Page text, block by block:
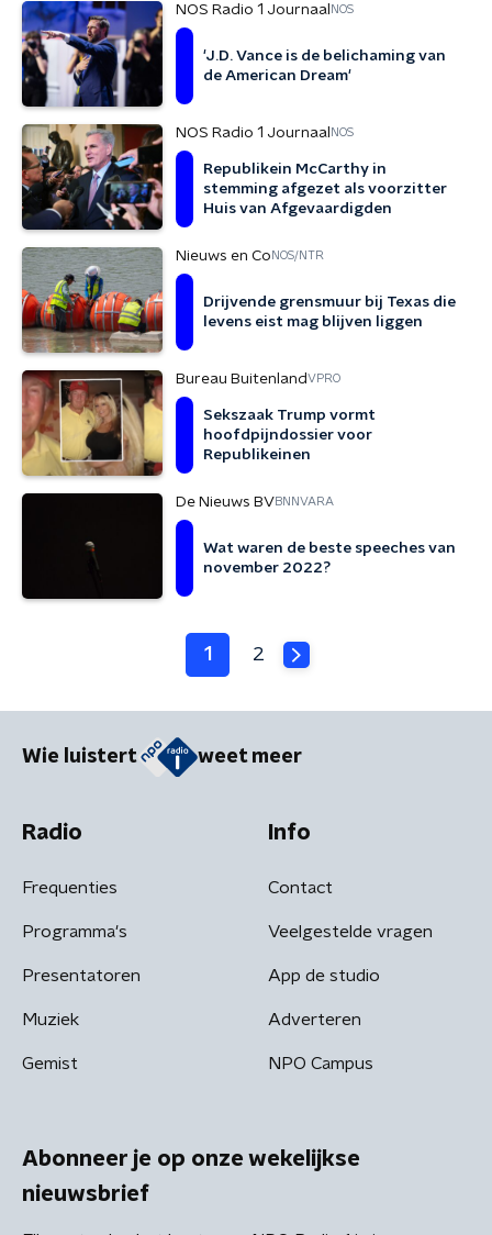
NOS Radio 1 Journaal NOS
'J.D. Vance is de belichaming van
de American Dream'
NOS Radio 1 Journaal NOS
Republikein McCarthy in
stemming afgezet als voorzitter
Huis van Afgevaardigden
Nieuws en Co NOS/NTR
Drijvende grensmuur bij Texas die
levens eist mag blijven liggen
Bureau BuitenlandVPRO
Sekszaak Trump vormt
hoofdpijndossier voor
Republikeinen
De Nieuws BVBNNVARA
Wat waren de beste speeches van
november 2022?
1 2
Wie luistert weet meer
Radio
Frequenties
Programma's
Presentatoren
Muziek
Gemist
Info
Contact
Veelgestelde vragen
App de studio
Adverteren
NPO Campus
Abonneer je op onze wekelijkse
nieuwsbrief